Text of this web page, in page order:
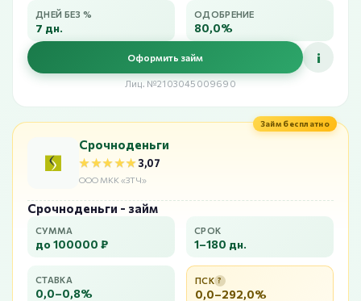
ДНЕЙ БЕЗ %
7 дн.
ОДОБРЕНИЕ
80,0%
Оформить займ i
Лиц. №2103045009690
Займ бесплатно
Срочноденьги
★★★★★
★★★★★3,07
ООО МКК «ЗТЧ»
Срочноденьги - займ
СУММА
до 100000 ₽
СРОК
1–180 дн.
СТАВКА
0,0–0,8%
ПСК ?
0,0–292,0%